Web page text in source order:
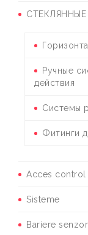
Ручные
действия
Системы
Фитинги
Acces control
Sisteme
Bariere